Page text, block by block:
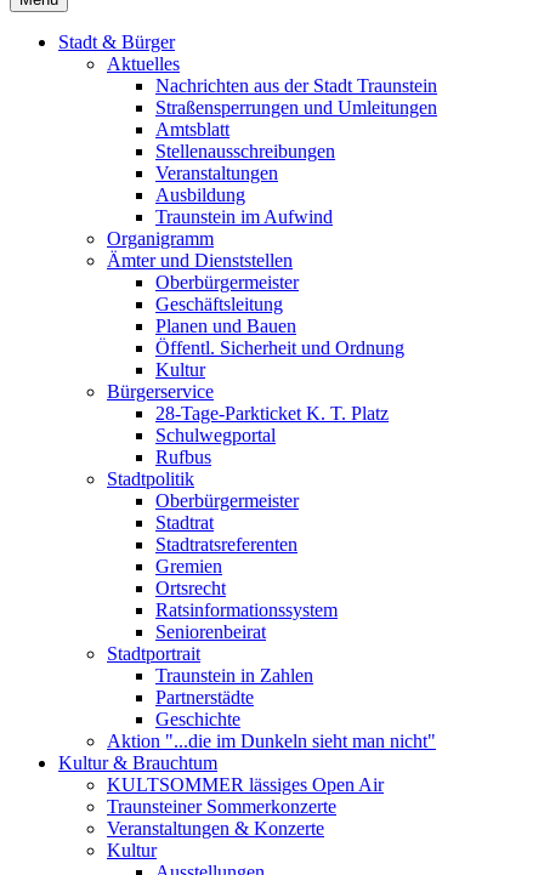
Stadt & Bürger
Aktuelles
Nachrichten aus der Stadt Traunstein
Straßensperrungen und Umleitungen
Amtsblatt
Stellenausschreibungen
Veranstaltungen
Ausbildung
Traunstein im Aufwind
Organigramm
Ämter und Dienststellen
Oberbürgermeister
Geschäftsleitung
Planen und Bauen
Öffentl. Sicherheit und Ordnung
Kultur
Bürgerservice
28-Tage-Parkticket K. T. Platz
Schulwegportal
Rufbus
Stadtpolitik
Oberbürgermeister
Stadtrat
Stadtratsreferenten
Gremien
Ortsrecht
Ratsinformationssystem
Seniorenbeirat
Stadtportrait
Traunstein in Zahlen
Partnerstädte
Geschichte
Aktion "...die im Dunkeln sieht man nicht"
Kultur & Brauchtum
KULTSOMMER lässiges Open Air
Traunsteiner Sommerkonzerte
Veranstaltungen & Konzerte
Kultur